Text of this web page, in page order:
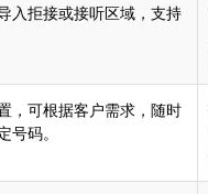
入拒接或接听区域，支持
，可根据客户需求，随时
码。